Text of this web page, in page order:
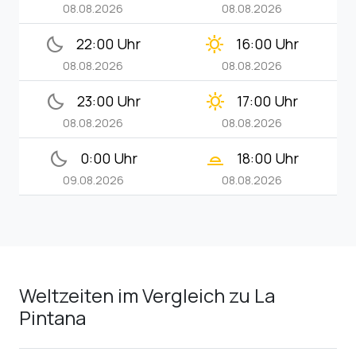
08.08.2026 08.08.2026
bedtime 22:00 Uhr
08.08.2026
clear_day 16:00 Uhr
08.08.2026
bedtime 23:00 Uhr
08.08.2026
clear_day 17:00 Uhr
08.08.2026
bedtime 0:00 Uhr
09.08.2026
wb_twilight_2 18:00 Uhr
08.08.2026
Weltzeiten im Vergleich zu La
Pintana